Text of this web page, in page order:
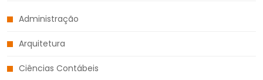
Administração
Arquitetura
Ciências Contábeis